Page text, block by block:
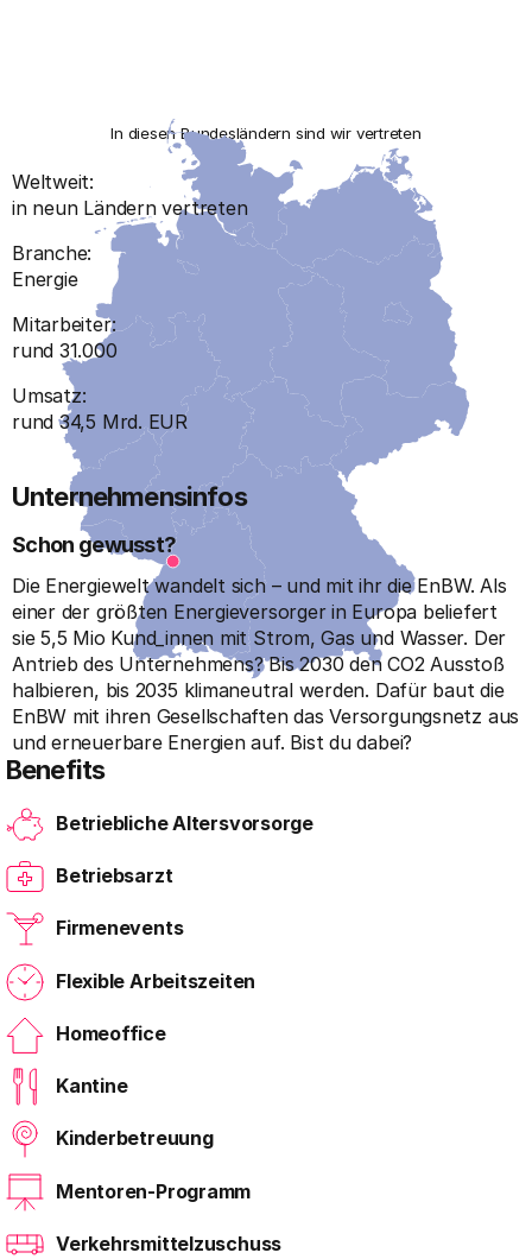
In diesen Bundesländern sind wir vertreten
Weltweit:
in neun Ländern vertreten
Branche:
Energie
Mitarbeiter:
rund 31.000
Umsatz:
rund 34,5 Mrd. EUR
Unternehmensinfos
Schon gewusst?
Die Energiewelt wandelt sich – und mit ihr die EnBW. Als
einer der größten Energieversorger in Europa beliefert
sie 5,5 Mio Kund_innen mit Strom, Gas und Wasser. Der
Antrieb des Unternehmens? Bis 2030 den CO2 Ausstoß
halbieren, bis 2035 klimaneutral werden. Dafür baut die
EnBW mit ihren Gesellschaften das Versorgungsnetz aus
und erneuerbare Energien auf. Bist du dabei?
Benefits
Betriebliche Altersvorsorge
Betriebsarzt
Firmenevents
Flexible Arbeitszeiten
Homeoffice
Kantine
Kinderbetreuung
Mentoren-Programm
Verkehrsmittelzuschuss